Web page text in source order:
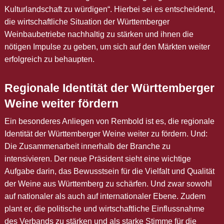
Kulturlandschaft zu würdigen“. Hierbei sei es entscheidend,
die wirtschaftliche Situation der Württemberger
Weinbaubetriebe nachhaltig zu stärken und ihnen die
nötigen Impulse zu geben, um sich auf den Märkten weiter
erfolgreich zu behaupten.
Regionale Identität der Württemberger
Weine weiter fördern
Ein besonderes Anliegen von Rembold ist es, die regionale
Identität der Württemberger Weine weiter zu fördern. Und:
Die Zusammenarbeit innerhalb der Branche zu
intensivieren. Der neue Präsident sieht eine wichtige
Aufgabe darin, das Bewusstsein für die Vielfalt und Qualität
der Weine aus Württemberg zu schärfen. Und zwar sowohl
auf nationaler als auch auf internationaler Ebene. Zudem
plant er, die politische und wirtschaftliche Einflussnahme
des Verbands zu stärken und als starke Stimme für die